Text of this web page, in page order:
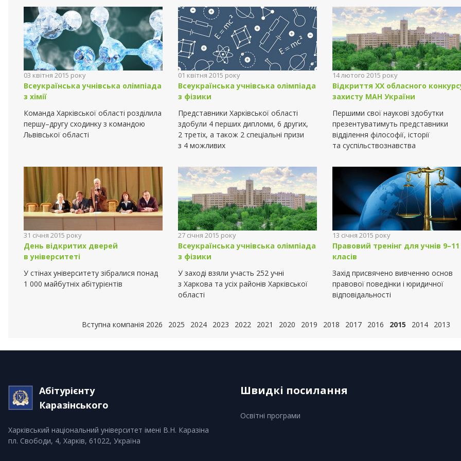
03 квітня 2015 року
Всеукраїнська учнівська олімпіада
з хімії
Команда Харківської області розділила
першу–другу сходинку з командою
Львівської області
01 квітня 2015 року
Всеукраїнська учнівська олімпіада
з фізики
Представники Харківської області
здобули 4 перших дипломи, 6 других,
2 третіх, а також 2 спеціальні призи
з 4 можливих
14 лютого 2015 року
Відкриття ХХ обласного
захисту МАН України
Першими свої наукові здобутки
презентуватимуть представники
відділення філософії, історії
та суспільствознавства
31 січня 2015 року
День відкритих дверей
в університеті
У стінах університету зібралися понад
1 000 майбутніх абітурієнтів
27 січня 2015 року
Всеукраїнська учнівська олімпіада
з фізики
У заході взяли участь 252 учні
з Харкова та усіх районів Харківської
області
13 січня 2015 року
Правовий тренінг для учнів 9–11
класів
Захід присвячено вивченню основ
правової поведінки і юридичної
відповідальності
Вступна компанія 2026 2025 2024 2023 2022 2021 2020 2019 2018 2017 2016 2015 2014 2013
Абітурієнту
Каразінського
Харківський національний університет імені В.Н. Каразіна
пл. Свободи, 4, Харків, 61022, Україна
Швидкі посилання
Освітні програми